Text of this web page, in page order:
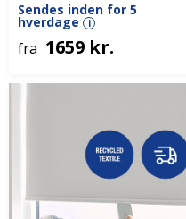
Sendes inden for 5
hverdage i
fra 1659 kr.